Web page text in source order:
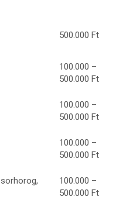
500.000 Ft
100.000 –
500.000 Ft
100.000 –
500.000 Ft
100.000 –
500.000 Ft
100.000 –
500.000 Ft